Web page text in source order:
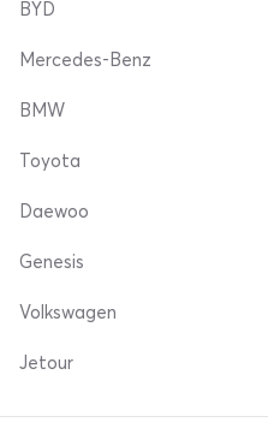
BYD
Mercedes-Benz
BMW
Toyota
Daewoo
Genesis
Volkswagen
Jetour